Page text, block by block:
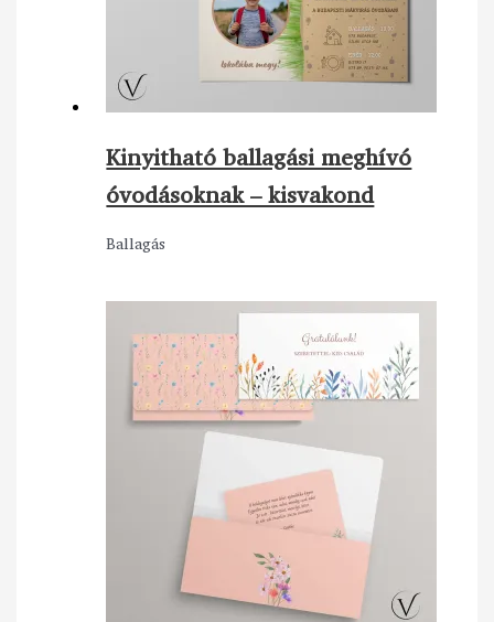
Kinyitható ballagási meghívó
óvodásoknak – kisvakond
Ballagás